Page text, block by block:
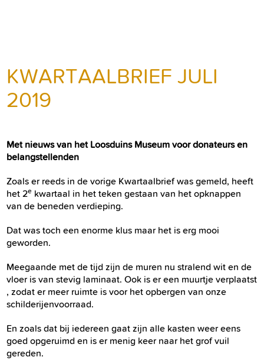
KWARTAALBRIEF JULI
2019
Met nieuws van het Loosduins Museum voor donateurs en
belangstellenden
Zoals er reeds in de vorige Kwartaalbrief was gemeld, heeft
het 2e kwartaal in het teken gestaan van het opknappen
van de beneden verdieping.
Dat was toch een enorme klus maar het is erg mooi
geworden.
Meegaande met de tijd zijn de muren nu stralend wit en de
vloer is van stevig laminaat. Ook is er een muurtje verplaatst
, zodat er meer ruimte is voor het opbergen van onze
schilderijenvoorraad.
En zoals dat bij iedereen gaat zijn alle kasten weer eens
goed opgeruimd en is er menig keer naar het grof vuil
gereden.